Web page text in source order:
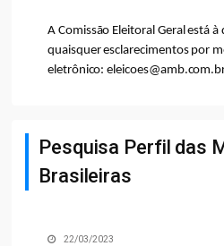
A Comissão Eleitoral Geral está
quaisquer esclarecimentos por
eletrônico:
Pesquisa Perfil das
Brasileiras
22/03/2023